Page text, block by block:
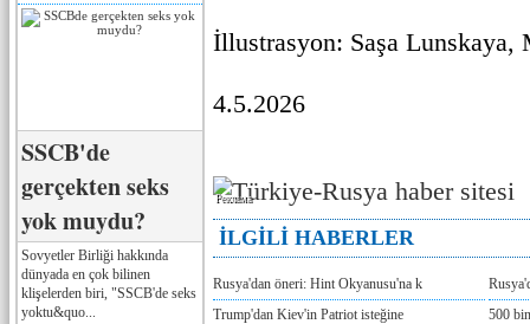
SSCB'de
gerçekten seks
yok muydu?
Sovyetler Birliği hakkında
dünyada en çok bilinen
klişelerden biri, "SSCB'de seks
yoktu&quo...
İllustrasyon: Saşa Lunskaya,
4.5.2026
Реклама
İLGİLİ HABERLER
Rusya'dan öneri: Hint Okyanusu'na k
Trump'dan Kiev'in Patriot isteğine
500